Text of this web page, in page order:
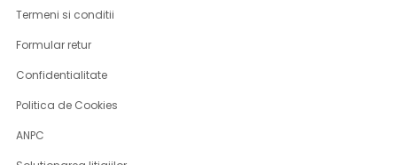
Termeni si conditii
Formular retur
Confidentialitate
Politica de Cookies
ANPC